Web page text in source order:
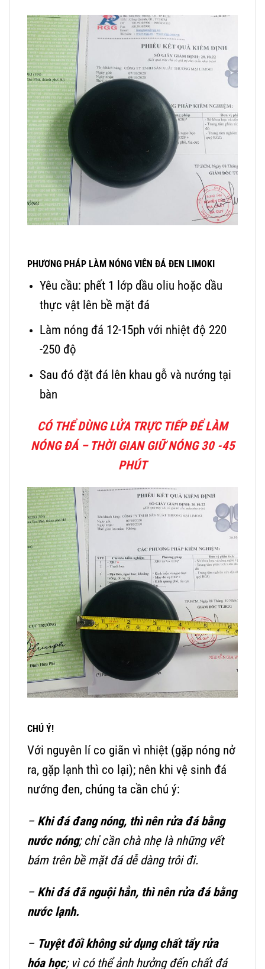
PHƯƠNG PHÁP LÀM NÓNG VIÊN ĐÁ ĐEN LIMOKI
Yêu cầu: phết 1 lớp dầu oliu hoặc dầu
thực vật lên bề mặt đá
Làm nóng đá 12-15ph với nhiệt độ 220
-250 độ
Sau đó đặt đá lên khau gỗ và nướng tại
bàn
CÓ THỂ DÙNG LỬA TRỰC TIẾP ĐỂ LÀM
NÓNG ĐÁ – THỜI GIAN GIỮ NÓNG 30 -45
PHÚT
CHÚ Ý!
Với nguyên lí co giãn vì nhiệt (gặp nóng nở
ra, gặp lạnh thì co lại); nên khi vệ sinh đá
nướng đen, chúng ta cần chú ý:
– Khi đá đang nóng, thì nên rửa đá bằng
nước nóng; chỉ cần chà nhẹ là những vết
bám trên bề mặt đá dễ dàng trôi đi.
– Khi đá đã nguội hẳn, thì nên rửa đá bằng
nước lạnh.
– Tuyệt đối không sử dụng chất tẩy rửa
hóa học; vì có thể ảnh hưởng đến chất đá